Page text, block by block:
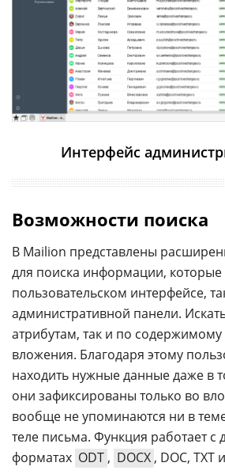
Интерфейс
Возможности поиска
В Mailion представлены
для поиска информации, которые
пользовательском интерфейсе,
административной панели.
атрибутам, так и по
вложения. Благодаря этому
находить нужные данные даже в
они зафиксированы только во
вообще не упоминаются ни в
теле письма. Функция работает с
форматах ODT , DOCX , DOC, TXT и